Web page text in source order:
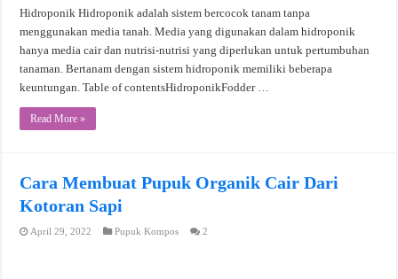
Hidroponik Hidroponik adalah sistem bercocok tanam tanpa
menggunakan media tanah. Media yang digunakan dalam hidroponik
hanya media cair dan nutrisi-nutrisi yang diperlukan untuk pertumbuhan
tanaman. Bertanam dengan sistem hidroponik memiliki beberapa
keuntungan. Table of contentsHidroponikFodder …
Read More »
Cara Membuat Pupuk Organik Cair Dari
Kotoran Sapi
April 29, 2022 Pupuk Kompos 2